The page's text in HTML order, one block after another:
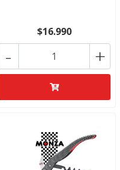
$16.990
+
-